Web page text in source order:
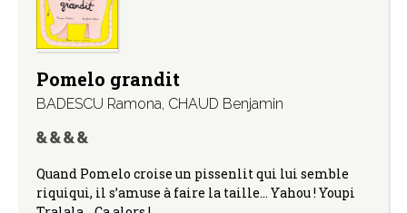
Pomelo grandit
BADESCU Ramona, CHAUD Benjamin
Quand Pomelo croise un pissenlit qui lui semble
riquiqui, il s’amuse à faire la taille… Yahou ! Youpi